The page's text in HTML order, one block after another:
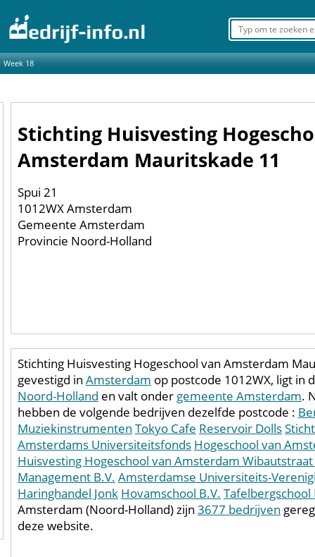
Week 18
Stichting Huisvesting
Amsterdam Mauritskade 11
Spui 21
1012WX Amsterdam
Gemeente Amsterdam
Provincie Noord-Holland
Stichting Huisvesting Hogeschool van Amsterdam
gevestigd in Amsterdam op postcode 1012WX, ligt in
Noord-Holland en valt onder gemeente Amsterdam.
hebben de volgende bedrijven dezelfde postcode :
Muziekinstrumenten Tokyo Cafe Reservoir Dolls
Amsterdams Universiteitsfonds Hogeschool van
Huisvesting Hogeschool van Amsterdam
Management B.V. Amsterdamse Universiteits-
Haringhandel Jonk Hovamschool B.V. Tafelbergschool
Amsterdam (Noord-Holland) zijn 3677 bedrijven
deze website.